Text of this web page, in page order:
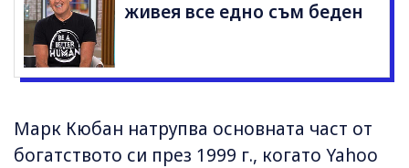
живея все едно съм беден
Марк Кюбан натрупва основната част от
богатството си през 1999 г., когато Yahoo